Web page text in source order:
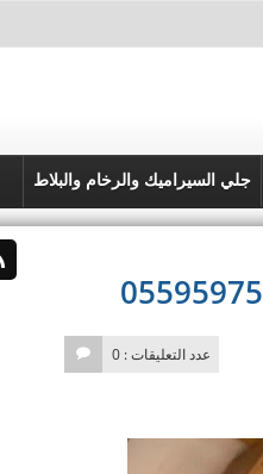
جلي السيراميك والرخام والبلاط
عدد التعليقات : 0